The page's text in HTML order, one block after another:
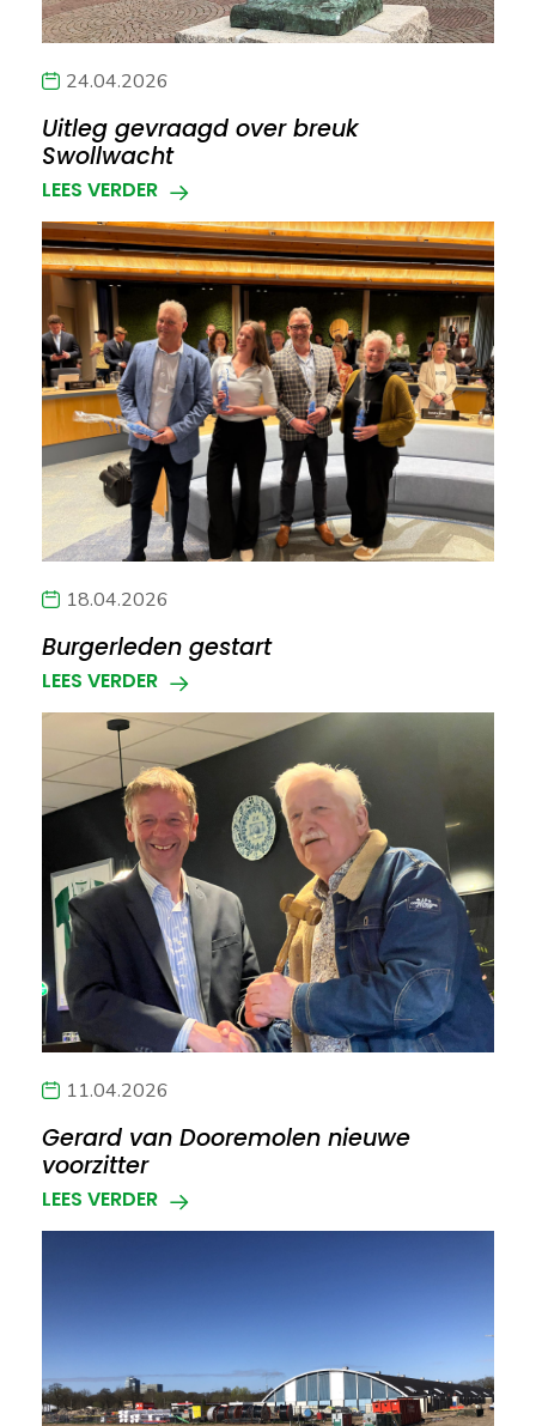
24.04.2026
Uitleg gevraagd over breuk
Swollwacht
LEES VERDER
18.04.2026
Burgerleden gestart
LEES VERDER
11.04.2026
Gerard van Dooremolen nieuwe
voorzitter
LEES VERDER